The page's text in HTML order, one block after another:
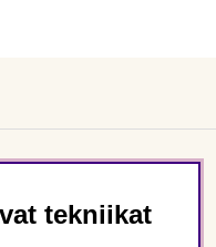
tekniikat